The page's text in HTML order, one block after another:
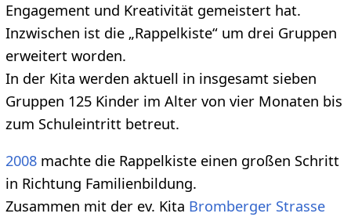
Engagement und Kreativität gemeistert hat.
Inzwischen ist die „Rappelkiste“ um drei Gruppen
erweitert worden.
In der Kita werden aktuell in insgesamt sieben
Gruppen 125 Kinder im Alter von vier Monaten bis
zum Schuleintritt betreut.
2008machte die Rappelkiste einen großen Schritt
in Richtung Familienbildung.
Zusammen mit der ev. Kita Bromberger Strasse